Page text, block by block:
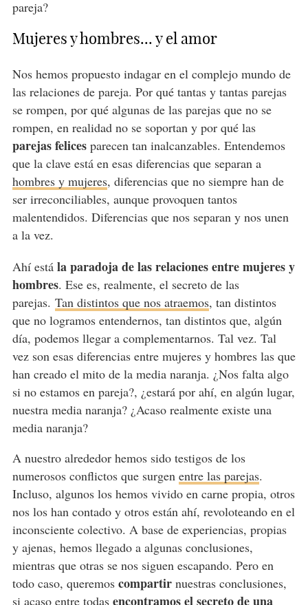
pareja?
Mujeres y hombres... y el amor
Nos hemos propuesto indagar en el complejo mundo de
las relaciones de pareja. Por qué tantas y tantas parejas
se rompen, por qué algunas de las parejas que no se
rompen, en realidad no se soportan y por qué las
parejas felicesparecen tan inalcanzables. Entendemos
que la clave está en esas diferencias que separan a
hombres y mujeres, diferencias que no siempre han de
ser irreconciliables, aunque provoquen tantos
malentendidos. Diferencias que nos separan y nos unen
a la vez.
Ahí está la paradoja de las relaciones entre mujeres y
hombres. Ese es, realmente, el secreto de las
parejas. Tan distintos que nos atraemos, tan distintos
que no logramos entendernos, tan distintos que, algún
día, podemos llegar a complementarnos. Tal vez. Tal
vez son esas diferencias entre mujeres y hombres las que
han creado el mito de la media naranja. ¿Nos falta algo
si no estamos en pareja?, ¿estará por ahí, en algún lugar,
nuestra media naranja? ¿Acaso realmente existe una
media naranja?
A nuestro alrededor hemos sido testigos de los
numerosos conflictos que surgen entre las parejas.
Incluso, algunos los hemos vivido en carne propia, otros
nos los han contado y otros están ahí, revoloteando en el
inconsciente colectivo. A base de experiencias, propias
y ajenas, hemos llegado a algunas conclusiones,
mientras que otras se nos siguen escapando. Pero en
todo caso, queremos compartir nuestras conclusiones,
si acaso entre todas encontramos el secreto de una